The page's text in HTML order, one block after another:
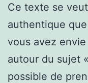
Ce texte se
authentique
vous avez
autour du sujet
possible de